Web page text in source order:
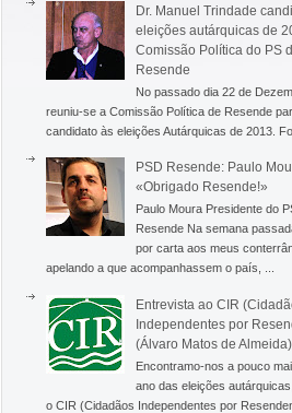
Dr. Manuel Trindade
eleições autárquicas de
Comissão Política do PS
Resende
No passado dia 22 de
reuniu-se a Comissão Política de Resende
candidato às eleições Autárquicas de 2013. Foi
PSD Resende: Paulo
«Obrigado Resende!»
Paulo Moura Presidente do
Resende Na semana
por carta aos meus
apelando a que acompanhassem o país, ...
Entrevista ao CIR
Independentes por
(Álvaro Matos de Almeida)
Encontramo-nos a pouco
ano das eleições
o CIR (Cidadãos Independentes por